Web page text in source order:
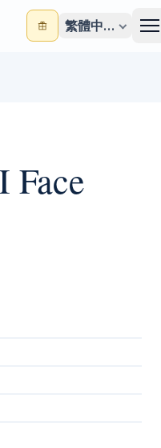
繁體中文